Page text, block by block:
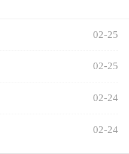
02-25
02-25
02-24
02-24